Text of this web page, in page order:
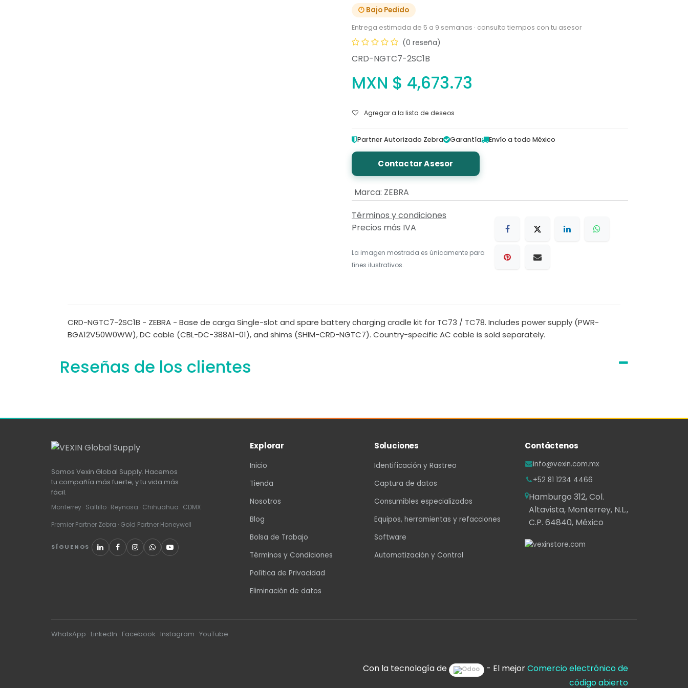
Bajo Pedido
Entrega estimada de 5 a 9 semanas · consulta tiempos con tu asesor
(0 reseña)
CRD-NGTC7-2SC1B
MXN $ 4,673.73
Agregar a la lista de deseos
Partner Autorizado Zebra Garantía Envío a todo México
Contactar Asesor
Marca: ZEBRA
Términos y condiciones
Precios más IVA
La imagen mostrada es únicamente para
fines ilustrativos.
CRD-NGTC7-2SC1B - ZEBRA - Base de carga Single-slot and spare battery charging cradle kit for TC73 / TC78. Includes power supply (PWR-
BGA12V50W0WW), DC cable (CBL-DC-388A1-01), and shims (SHIM-CRD-NGTC7). Country-specific AC cable is sold separately.
Reseñas de los clientes
Somos Vexin Global Supply. Hacemos
tu compañía más fuerte, y tu vida más
fácil.
Monterrey · Saltillo · Reynosa · Chihuahua · CDMX
Premier Partner Zebra · Gold Partner Honeywell
SÍGUENOS
Explorar
Inicio
Tienda
Nosotros
Blog
Bolsa de Trabajo
Términos y Condiciones
Política de Privacidad
Eliminación de datos
Soluciones
Identificación y Rastreo
Captura de datos
Consumibles especializados
Equipos, herramientas y refacciones
Software
Automatización y Control
Contáctenos
info@vexin.com.mx
+52 81 1234 4466
Hamburgo 312, Col.
Altavista, Monterrey, N.L.,
C.P. 64840, México
WhatsApp · LinkedIn · Facebook · Instagram · YouTube
Con la tecnología de - El mejorComercio electrónico de
código abierto